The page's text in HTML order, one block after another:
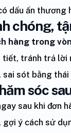
dấu ấn thương
chóng,
hàng trong
tiết, tránh trả lời
sót bằng
sóc
sau khi đơn
ý cách sử